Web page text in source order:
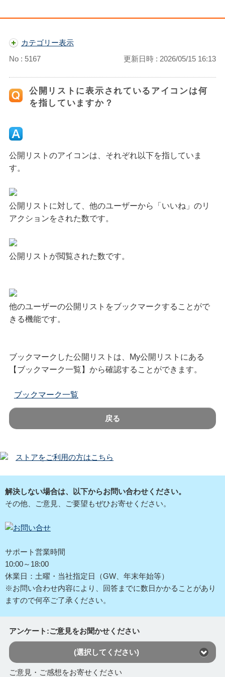
カテゴリー表示
No : 5167
更新日時 : 2026/05/15 16:13
公開リストに表示されているアイコンは何
を指していますか？
公開リストのアイコンは、それぞれ以下を指していま
す。
公開リストに対して、他のユーザーから「いいね」のリ
アクションをされた数です。
公開リストが閲覧された数です。
他のユーザーの公開リストをブックマークすることがで
きる機能です。
ブックマークした公開リストは、My公開リストにある
【ブックマーク一覧】から確認することができます。
ブックマーク一覧
戻る
ストアをご利用の方はこちら
解決しない場合は、以下からお問い合わせください。
その他、ご意見、ご要望もぜひお寄せください。
サポート営業時間
10:00～18:00
休業日：土曜・当社指定日（GW、年末年始等）
※お問い合わせ内容により、回答までに数日かかることがあり
ますので何卒ご了承ください。
アンケート:ご意見をお聞かせください
(選択してください)
ご意見・ご感想をお寄せください